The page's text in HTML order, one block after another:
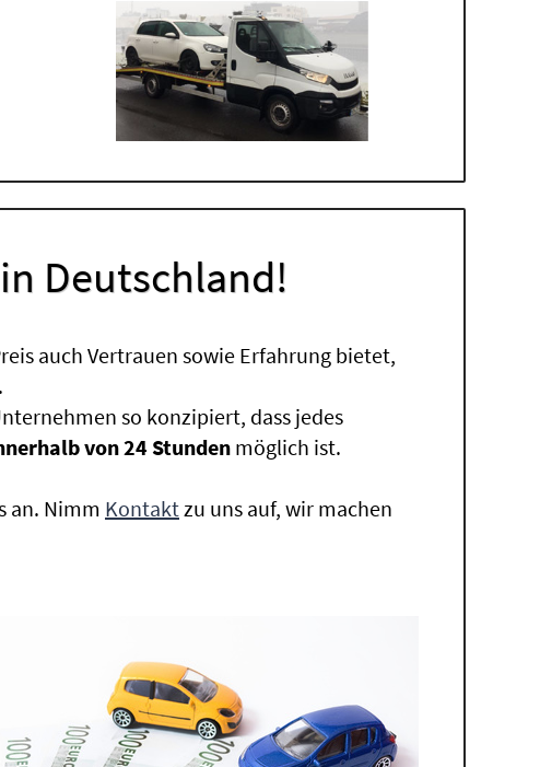
Deutschland!
auch Vertrauen sowie Erfahrung bietet,
so konzipiert, dass jedes
von 24 Stunden möglich ist.
an. Nimm Kontaktzu uns auf, wir machen